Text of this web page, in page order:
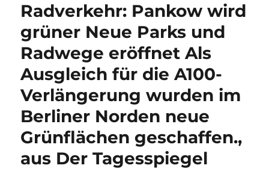
Radverkehr: Pankow wird
grüner Neue Parks und
Radwege eröffnet Als
Ausgleich für die A100-
Verlängerung wurden im
Berliner Norden neue
Grünflächen geschaffen.,
aus Der Tagesspiegel